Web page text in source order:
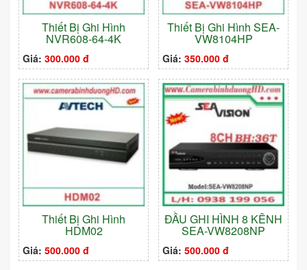
Thiết Bị Ghi Hình
NVR608-64-4K
Giá: 300.000 đ
Thiết Bị Ghi Hình SEA-
VW8104HP
Giá: 350.000 đ
Thiết Bị Ghi Hình
HDM02
Giá: 500.000 đ
ĐẦU GHI HÌNH 8 KÊNH
SEA-VW8208NP
Giá: 500.000 đ